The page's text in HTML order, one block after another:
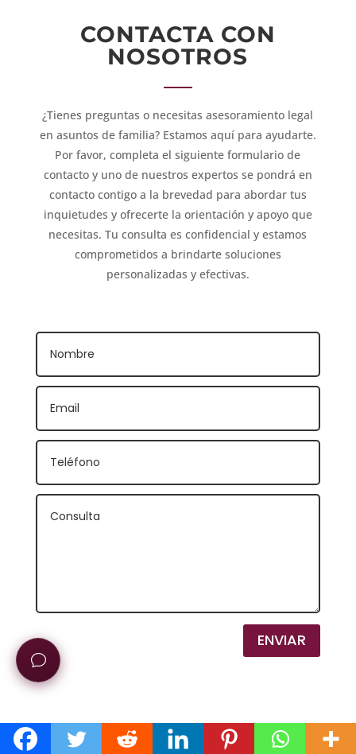
CONTACTA CON
NOSOTROS
¿Tienes preguntas o necesitas asesoramiento legal
en asuntos de familia? Estamos aquí para ayudarte.
Por favor, completa el siguiente formulario de
contacto y uno de nuestros expertos se pondrá en
contacto contigo a la brevedad para abordar tus
inquietudes y ofrecerte la orientación y apoyo que
necesitas. Tu consulta es confidencial y estamos
comprometidos a brindarte soluciones
personalizadas y efectivas.
ENVIAR